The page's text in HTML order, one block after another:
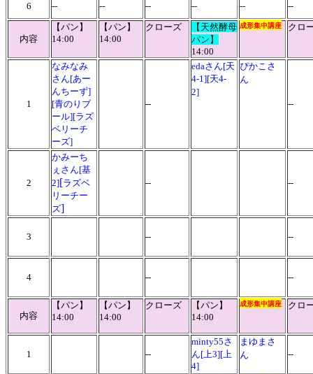
6 -- -- -- -- -- --
内容
【パン】
14:00
【パン】
14:00
クローズ
【天然酵母
パン】
14:00
成形集中講座 クロ
1
なみなみ
さん[あー
んちーず]
[青のりブ
ール][ラズ
ベリーチ
ーズ]
--
edaさん[天
4-1][天4-
2]
ぴかこさ
ん
--
2
かみーち
ぇさん[基
2][ラズベ
リーチー
ズ]
-- --
3 -- --
4 -- --
内容
【パン】
14:00
【パン】
14:00
クローズ
【パン】
14:00
成形集中講座 クロ
1 --
minty55さ
ん[上3][上
4]
まゆまさ
ん
--